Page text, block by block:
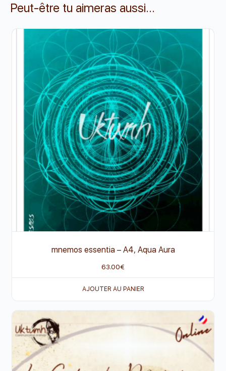
Peut-être tu aimeras aussi...
mnemos essentia– A4, Aqua Aura
63.00€
AJOUTER AU PANIER